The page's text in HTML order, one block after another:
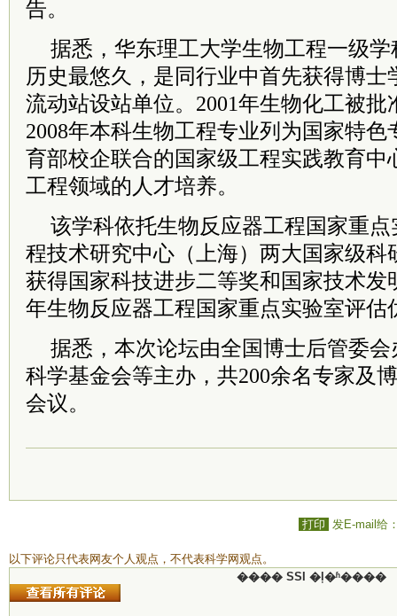
告。
据悉，华东理工大学生物工程一级
历史最悠久，是同行业中首先获得博士
流动站设站单位。2001年生物化工被
2008年本科生物工程专业列为国家特色
育部校企联合的国家级工程实践教育中
工程领域的人才培养。
该学科依托生物反应器工程国家重
程技术研究中心（上海）两大国家级科
获得国家科技进步二等奖和国家技术发
年生物反应器工程国家重点实验室评估
据悉，本次论坛由全国博士后管委
科学基金会等主办，共200余名专家及
会议。
打印 发E-mail给
以下评论只代表网友个人观点，不代表科学网观点。
���� SSI �ļ�ʱ����